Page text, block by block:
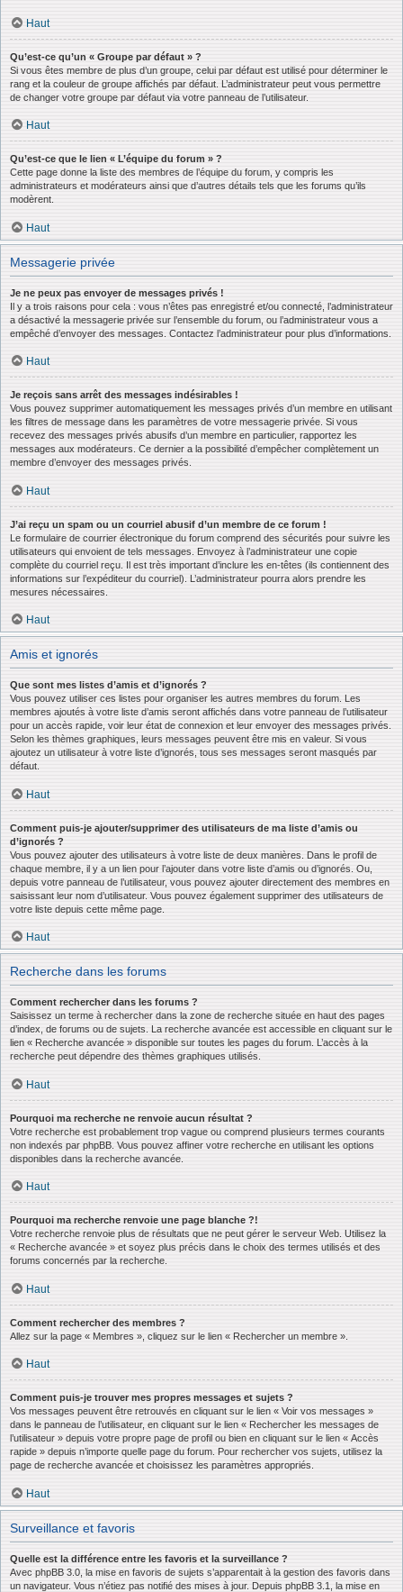
Haut
Qu’est-ce qu’un « Groupe par défaut » ?
Si vous êtes membre de plus d’un groupe, celui par défaut est utilisé pour déterminer le
rang et la couleur de groupe affichés par défaut. L’administrateur peut vous permettre
de changer votre groupe par défaut via votre panneau de l’utilisateur.
Haut
Qu’est-ce que le lien « L’équipe du forum » ?
Cette page donne la liste des membres de l’équipe du forum, y compris les
administrateurs et modérateurs ainsi que d’autres détails tels que les forums qu’ils
modèrent.
Haut
Messagerie privée
Je ne peux pas envoyer de messages privés !
Il y a trois raisons pour cela : vous n’êtes pas enregistré et/ou connecté, l’administrateur
a désactivé la messagerie privée sur l’ensemble du forum, ou l’administrateur vous a
empêché d’envoyer des messages. Contactez l’administrateur pour plus d’informations.
Haut
Je reçois sans arrêt des messages indésirables !
Vous pouvez supprimer automatiquement les messages privés d’un membre en utilisant
les filtres de message dans les paramètres de votre messagerie privée. Si vous
recevez des messages privés abusifs d’un membre en particulier, rapportez les
messages aux modérateurs. Ce dernier a la possibilité d’empêcher complètement un
membre d’envoyer des messages privés.
Haut
J’ai reçu un spam ou un courriel abusif d’un membre de ce forum !
Le formulaire de courrier électronique du forum comprend des sécurités pour suivre les
utilisateurs qui envoient de tels messages. Envoyez à l’administrateur une copie
complète du courriel reçu. Il est très important d’inclure les en-têtes (ils contiennent des
informations sur l’expéditeur du courriel). L’administrateur pourra alors prendre les
mesures nécessaires.
Haut
Amis et ignorés
Que sont mes listes d’amis et d’ignorés ?
Vous pouvez utiliser ces listes pour organiser les autres membres du forum. Les
membres ajoutés à votre liste d’amis seront affichés dans votre panneau de l’utilisateur
pour un accès rapide, voir leur état de connexion et leur envoyer des messages privés.
Selon les thèmes graphiques, leurs messages peuvent être mis en valeur. Si vous
ajoutez un utilisateur à votre liste d’ignorés, tous ses messages seront masqués par
défaut.
Haut
Comment puis-je ajouter/supprimer des utilisateurs de ma liste d’amis ou
d’ignorés ?
Vous pouvez ajouter des utilisateurs à votre liste de deux manières. Dans le profil de
chaque membre, il y a un lien pour l’ajouter dans votre liste d’amis ou d’ignorés. Ou,
depuis votre panneau de l’utilisateur, vous pouvez ajouter directement des membres en
saisissant leur nom d’utilisateur. Vous pouvez également supprimer des utilisateurs de
votre liste depuis cette même page.
Haut
Recherche dans les forums
Comment rechercher dans les forums ?
Saisissez un terme à rechercher dans la zone de recherche située en haut des pages
d’index, de forums ou de sujets. La recherche avancée est accessible en cliquant sur le
lien « Recherche avancée » disponible sur toutes les pages du forum. L’accès à la
recherche peut dépendre des thèmes graphiques utilisés.
Haut
Pourquoi ma recherche ne renvoie aucun résultat ?
Votre recherche est probablement trop vague ou comprend plusieurs termes courants
non indexés par phpBB. Vous pouvez affiner votre recherche en utilisant les options
disponibles dans la recherche avancée.
Haut
Pourquoi ma recherche renvoie une page blanche ?!
Votre recherche renvoie plus de résultats que ne peut gérer le serveur Web. Utilisez la
« Recherche avancée » et soyez plus précis dans le choix des termes utilisés et des
forums concernés par la recherche.
Haut
Comment rechercher des membres ?
Allez sur la page « Membres », cliquez sur le lien « Rechercher un membre ».
Haut
Comment puis-je trouver mes propres messages et sujets ?
Vos messages peuvent être retrouvés en cliquant sur le lien « Voir vos messages »
dans le panneau de l’utilisateur, en cliquant sur le lien « Rechercher les messages de
l’utilisateur » depuis votre propre page de profil ou bien en cliquant sur le lien « Accès
rapide » depuis n’importe quelle page du forum. Pour rechercher vos sujets, utilisez la
page de recherche avancée et choisissez les paramètres appropriés.
Haut
Surveillance et favoris
Quelle est la différence entre les favoris et la surveillance ?
Avec phpBB 3.0, la mise en favoris de sujets s’apparentait à la gestion des favoris dans
un navigateur. Vous n’étiez pas notifié des mises à jour. Depuis phpBB 3.1, la mise en